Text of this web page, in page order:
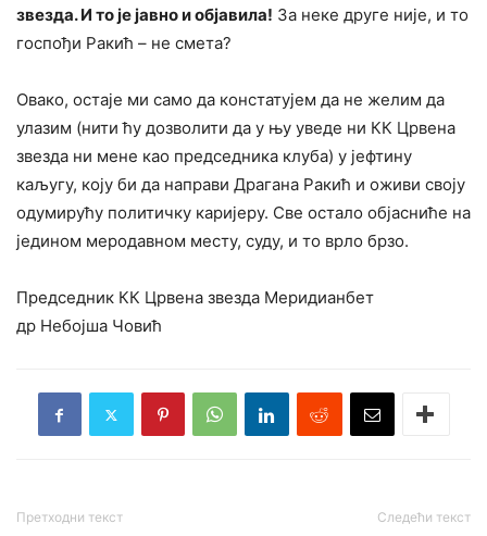
звезда. И то је јавно и објавила! За неке друге није, и то
госпођи Ракић – не смета?
Овако, остаје ми само да констатујем да не желим да
улазим (нити ћу дозволити да у њу уведе ни КК Црвена
звезда ни мене као председника клуба) у јефтину
каљугу, коју би да направи Драгана Ракић и оживи своју
одумирућу политичку каријеру. Све остало објасниће на
једином меродавном месту, суду, и то врло брзо.
Председник КК Црвена звезда Меридианбет
др Небојша Човић
Претходни текст Следећи текст